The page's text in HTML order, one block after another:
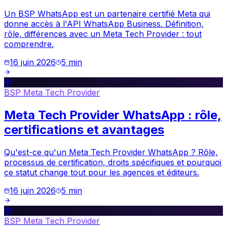
Un BSP WhatsApp est un partenaire certifié Meta qui
donne accès à l'API WhatsApp Business. Définition,
rôle, différences avec un Meta Tech Provider : tout
comprendre.
16 juin 2026 5 min
💬
BSP Meta Tech Provider
Meta Tech Provider WhatsApp : rôle,
certifications et avantages
Qu'est-ce qu'un Meta Tech Provider WhatsApp ? Rôle,
processus de certification, droits spécifiques et pourquoi
ce statut change tout pour les agences et éditeurs.
16 juin 2026 5 min
💬
BSP Meta Tech Provider